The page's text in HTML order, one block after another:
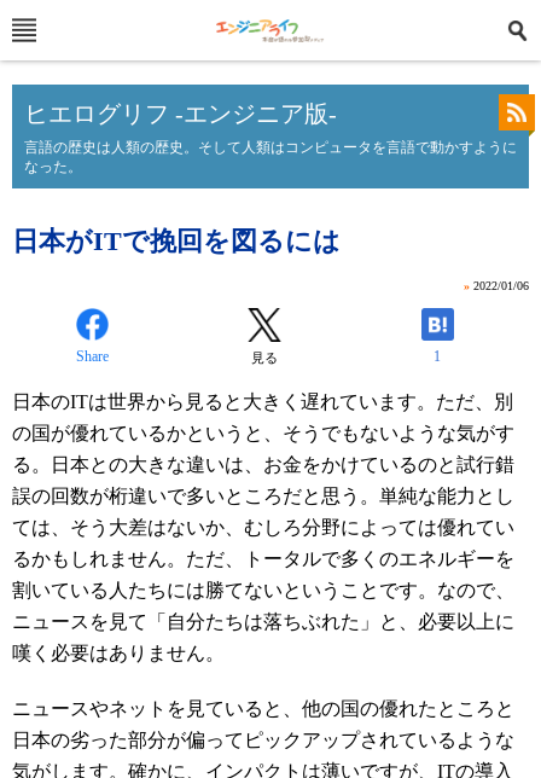
ヒエログリフ -エンジニア版-
言語の歴史は人類の歴史。そして人類はコンピュータを言語で動かすように
なった。
日本がITで挽回を図るには
» 2022/01/06
Share 見る 1
日本のITは世界から見ると大きく遅れています。ただ、別
の国が優れているかというと、そうでもないような気がす
る。日本との大きな違いは、お金をかけているのと試行錯
誤の回数が桁違いで多いところだと思う。単純な能力とし
ては、そう大差はないか、むしろ分野によっては優れてい
るかもしれません。ただ、トータルで多くのエネルギーを
割いている人たちには勝てないということです。なので、
ニュースを見て「自分たちは落ちぶれた」と、必要以上に
嘆く必要はありません。
ニュースやネットを見ていると、他の国の優れたところと
日本の劣った部分が偏ってピックアップされているような
気がします。確かに、インパクトは薄いですが、ITの導入